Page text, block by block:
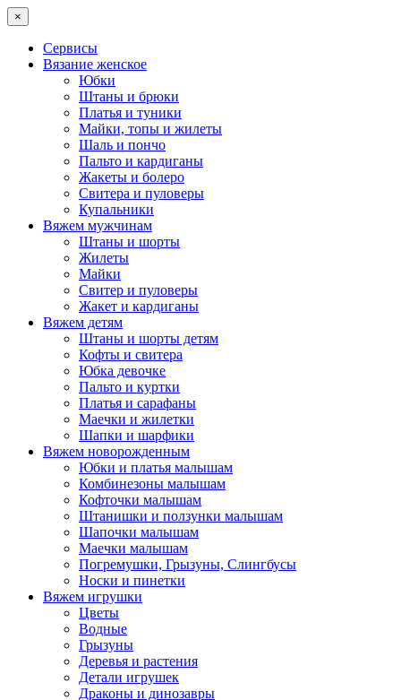
×
Сервисы
Вязание женское
Юбки
Штаны и брюки
Платья и туники
Майки, топы и жилеты
Шаль и пончо
Пальто и кардиганы
Жакеты и болеро
Свитера и пуловеры
Купальники
Вяжем мужчинам
Штаны и шорты
Жилеты
Майки
Свитер и пуловеры
Жакет и кардиганы
Вяжем детям
Штаны и шорты детям
Кофты и свитера
Юбка девочке
Пальто и куртки
Платья и сарафаны
Маечки и жилетки
Шапки и шарфики
Вяжем новорожденным
Юбки и платья малышам
Комбинезоны малышам
Кофточки малышам
Штанишки и ползунки малышам
Шапочки малышам
Маечки малышам
Погремушки, Грызуны, Слингбусы
Носки и пинетки
Вяжем игрушки
Цветы
Водные
Грызуны
Деревья и растения
Детали игрушек
Драконы и динозавры